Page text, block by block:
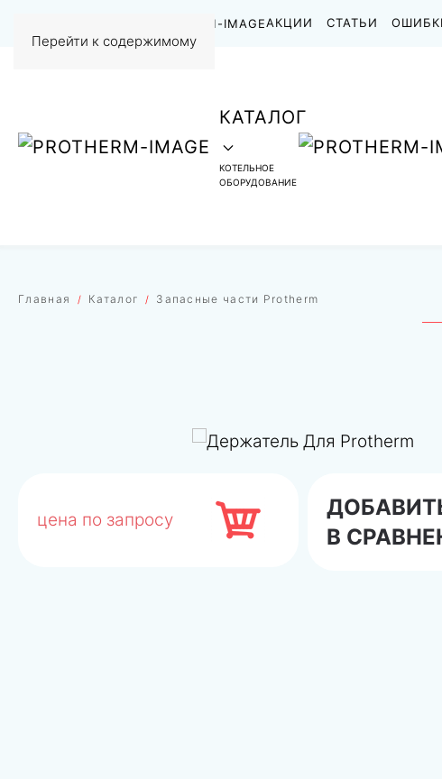
Перейти к содержимому
АКЦИИ СТАТЬИ
КАТАЛОГ
КОТЕЛЬНОЕ
ОБОРУДОВАНИЕ
Главная Каталог Запасные части Protherm
цена по запросу
В